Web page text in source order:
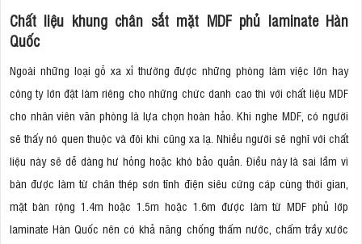
Chất liệu khung chân sắt mặt MDF phủ laminate Hàn
Quốc
Ngoài những loại gỗ xa xỉ thường được những phòng làm việc lớn hay
công ty lớn đặt làm riêng cho những chức danh cao thì với chất liệu MDF
cho nhân viên văn phòng là lựa chọn hoàn hảo. Khi nghe MDF, có người
sẽ thấy nó quen thuộc và đôi khi cũng xa lạ. Nhiều người sẽ nghĩ với chất
liệu này sẽ dễ dàng hư hỏng hoặc khó bảo quản. Điều này là sai lầm vì
bàn được làm từ chân thép sơn tĩnh điện siêu cứng cáp cùng thời gian,
mặt bàn rộng 1.4m hoặc 1.5m hoặc 1.6m được làm từ MDF phủ lớp
laminate Hàn Quốc nên có khả năng chống thấm nước, chấm trầy xước